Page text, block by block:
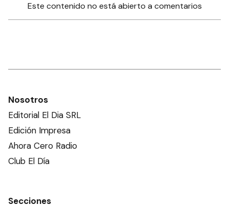
Este contenido no está abierto a comentarios
Nosotros
Editorial El Dia SRL
Edición Impresa
Ahora Cero Radio
Club El Día
Secciones